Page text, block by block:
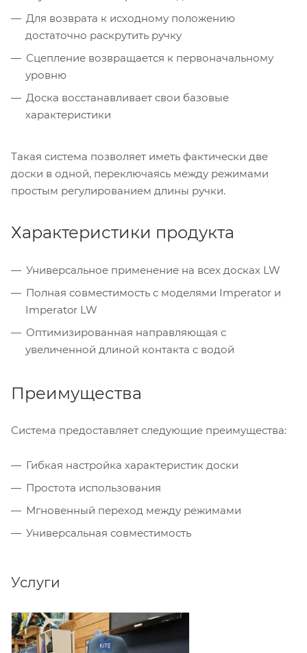
Для возврата к исходному положению
достаточно раскрутить ручку
Сцепление возвращается к первоначальному
уровню
Доска восстанавливает свои базовые
характеристики
Такая система позволяет иметь фактически две
доски в одной, переключаясь между режимами
простым регулированием длины ручки.
Характеристики продукта
Универсальное применение на всех досках LW
Полная совместимость с моделями Imperator и
Imperator LW
Оптимизированная направляющая с
увеличенной длиной контакта с водой
Преимущества
Система предоставляет следующие преимущества:
Гибкая настройка характеристик доски
Простота использования
Мгновенный переход между режимами
Универсальная совместимость
Услуги